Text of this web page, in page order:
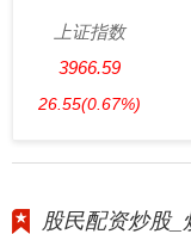
上证指数
3966.59
26.55(0.67%)
股民配资炒股